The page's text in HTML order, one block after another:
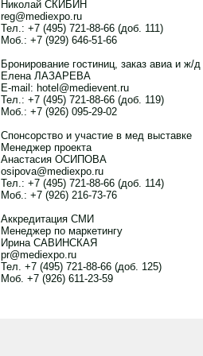
Николай СКИБИН
reg@mediexpo.ru
Тел.: +7 (495) 721-88-66 (доб. 111)
Моб.: +7 (929) 646-51-66
Бронирование гостиниц, заказ авиа и ж/
Елена ЛАЗАРЕВА
E-mail: hotel@medievent.ru
Тел.: +7 (495) 721-88-66 (доб. 119)
Моб.: +7 (926) 095-29-02
Спонсорство и участие в мед выставке
Менеджер проекта
Анастасия ОСИПОВА
osipova@mediexpo.ru
Тел.: +7 (495) 721-88-66 (доб. 114)
Моб.: +7 (926) 216-73-76
Аккредитация СМИ
Менеджер по маркетингу
Ирина САВИНСКАЯ
pr@mediexpo.ru
Тел. +7 (495) 721-88-66 (доб. 125)
Моб. +7 (926) 611-23-59